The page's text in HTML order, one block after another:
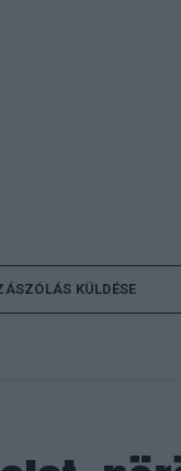
KÜLDÉSE